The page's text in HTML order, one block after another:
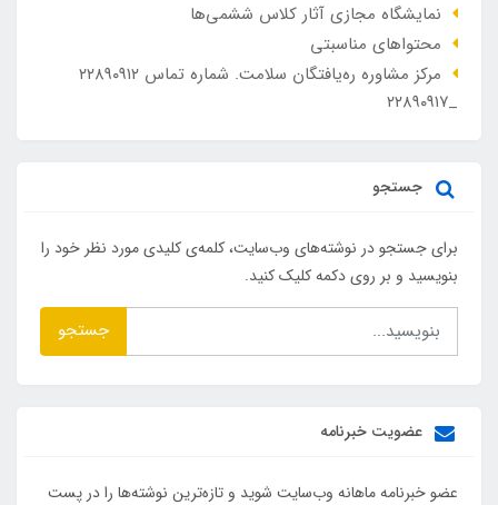
نمایشگاه مجازی آثار کلاس ششمی‌ها
محتواهای مناسبتی
مرکز مشاوره ره‌یافتگان سلامت. شماره تماس ۲۲۸۹۰۹۱۲
_۲۲۸۹۰۹۱۷
جستجو
برای جستجو در نوشته‌های وب‌سایت، کلمه‌ی کلیدی مورد نظر خود را
بنویسید و بر روی دکمه کلیک کنید.
جستجو
عضویت خبرنامه
عضو خبرنامه ماهانه وب‌سایت شوید و تازه‌ترین نوشته‌ها را در پست